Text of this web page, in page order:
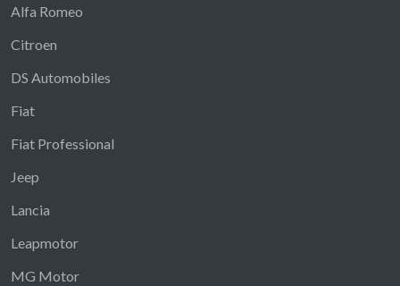
Alfa Romeo
Citroen
DS Automobiles
Fiat
Fiat Professional
Jeep
Lancia
Leapmotor
MG Motor